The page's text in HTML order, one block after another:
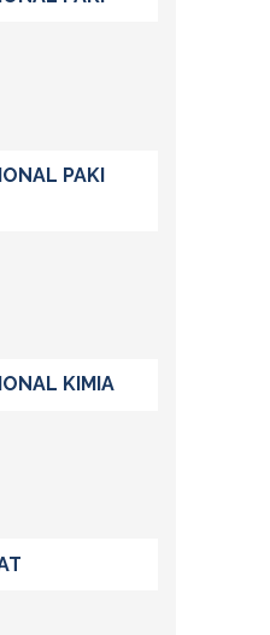
PAKI
KIMIA